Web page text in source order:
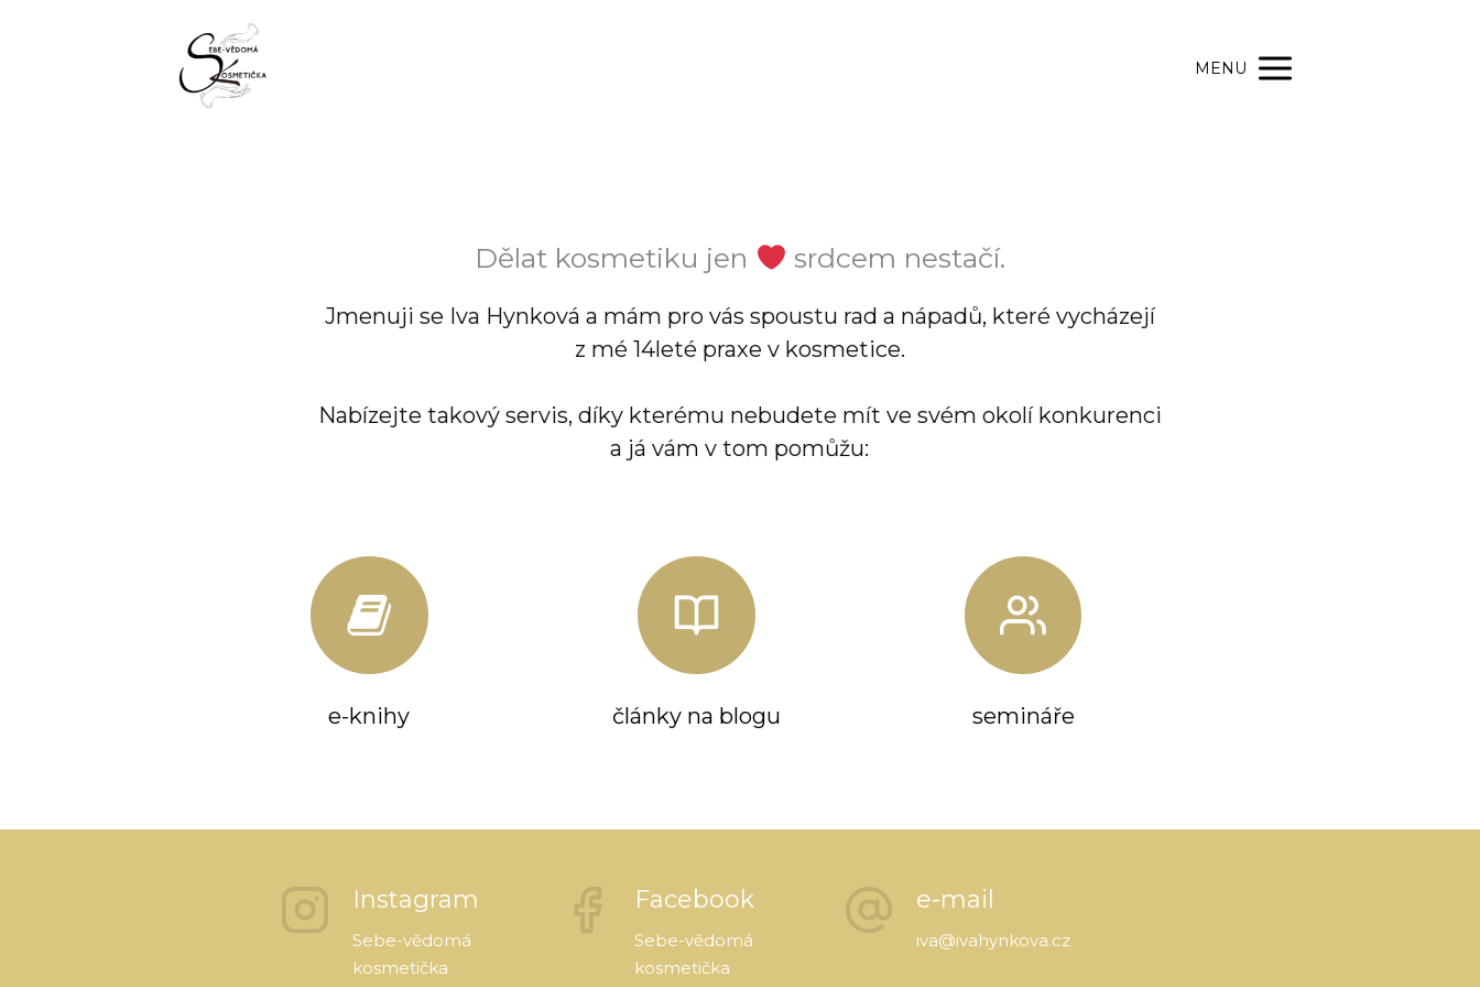
MENU
Dělat kosmetiku jen srdcem nestačí.
Jmenuji se Iva Hynková a mám pro vás spoustu rad a nápadů, které vycházejí
z mé 14leté praxe v kosmetice.
Nabízejte takový servis, díky kterému nebudete mít ve svém okolí konkurenci
a já vám v tom pomůžu:
e-knihy články na blogu semináře
Instagram
Sebe-vědomá
kosmetička
Facebook
Sebe-vědomá
kosmetička
e-mail
iva@ivahynkova.cz